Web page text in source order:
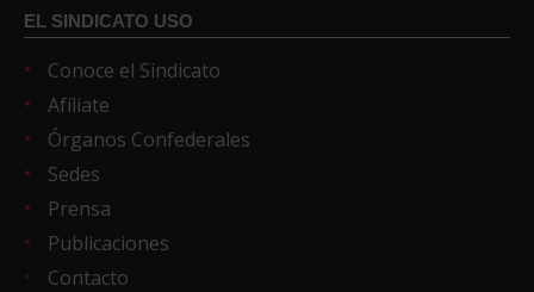
EL SINDICATO USO
Conoce el Sindicato
Afíliate
Órganos Confederales
Sedes
Prensa
Publicaciones
Contacto